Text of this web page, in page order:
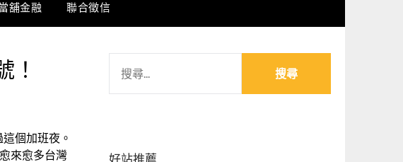
舖金融 聯合徵信
！
個加班夜。
來愈多台灣
關
好站推薦